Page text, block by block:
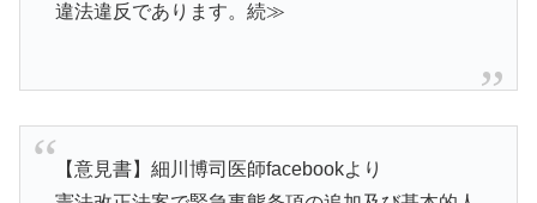
違法違反であります。続≫
【意見書】細川博司医師facebookより